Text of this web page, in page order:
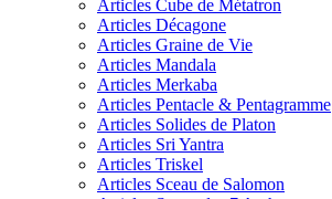
Articles Cube de Métatron
Articles Décagone
Articles Graine de Vie
Articles Mandala
Articles Merkaba
Articles Pentacle & Pentagramme
Articles Solides de Platon
Articles Sri Yantra
Articles Triskel
Articles Sceau de Salomon